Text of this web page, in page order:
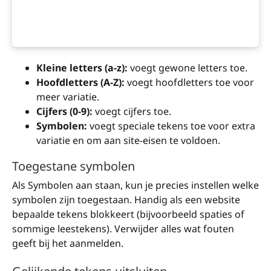
Kleine letters (a-z): voegt gewone letters toe.
Hoofdletters (A-Z): voegt hoofdletters toe voor
meer variatie.
Cijfers (0-9): voegt cijfers toe.
Symbolen: voegt speciale tekens toe voor extra
variatie en om aan site-eisen te voldoen.
Toegestane symbolen
Als Symbolen aan staan, kun je precies instellen welke
symbolen zijn toegestaan. Handig als een website
bepaalde tekens blokkeert (bijvoorbeeld spaties of
sommige leestekens). Verwijder alles wat fouten
geeft bij het aanmelden.